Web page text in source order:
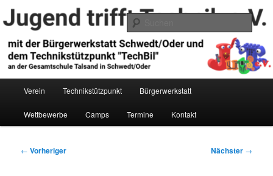
Zum
primären
springenJugend trifft Technik e.V.
Verein Technikstützpunkt Bürgerwerkstatt
Wettbewerbe Camps Termine Kontakt
Beitragsnavigation
← Vorheriger Nächster →